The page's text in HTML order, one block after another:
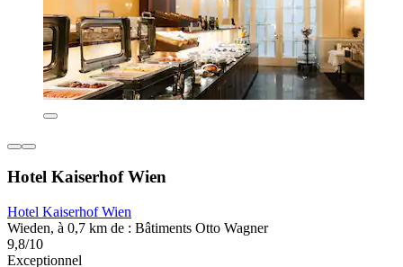
Hotel Kaiserhof Wien
Hotel Kaiserhof Wien
Wieden, à 0,7 km de : Bâtiments Otto Wagner
9,8/10
Exceptionnel